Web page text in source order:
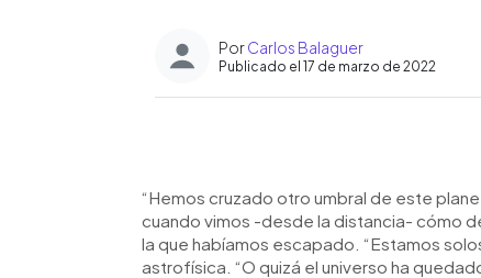
PorCarlos Balaguer
Publicado el 17 de marzo de 2022
Escuchar artículo
“Hemos cruzado otro umbral de este
cuando vimos -desde la distancia- cómo
la que habíamos escapado. “Estamos
astrofísica. “O quizá el universo ha